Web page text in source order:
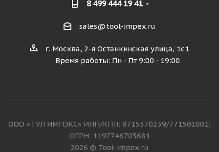
8 499 444 19 41
sales@tool-impex.ru
г. Москва, 2-я Останкинская улица, 1с1
Время работы: Пн - Пт 9:00 - 19:00
ООО «ТУЛ ИМПЭКС» ИНН/КПП: 9715370239/771501001;
ОГРН: 1197746703681
2026 © Tool-impex.ru